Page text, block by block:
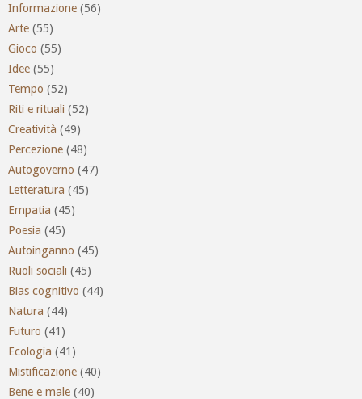
Informazione (56)
Arte (55)
Gioco (55)
Idee (55)
Tempo (52)
Riti e rituali (52)
Creatività (49)
Percezione (48)
Autogoverno (47)
Letteratura (45)
Empatia (45)
Poesia (45)
Autoinganno (45)
Ruoli sociali (45)
Bias cognitivo (44)
Natura (44)
Futuro (41)
Ecologia (41)
Mistificazione (40)
Bene e male (40)